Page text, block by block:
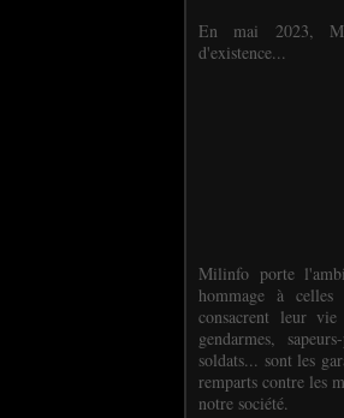
En mai 2023,
d'existence...
Milinfo porte
hommage à
consacrent leur
gendarmes,
soldats... sont les
remparts contre les
notre société.